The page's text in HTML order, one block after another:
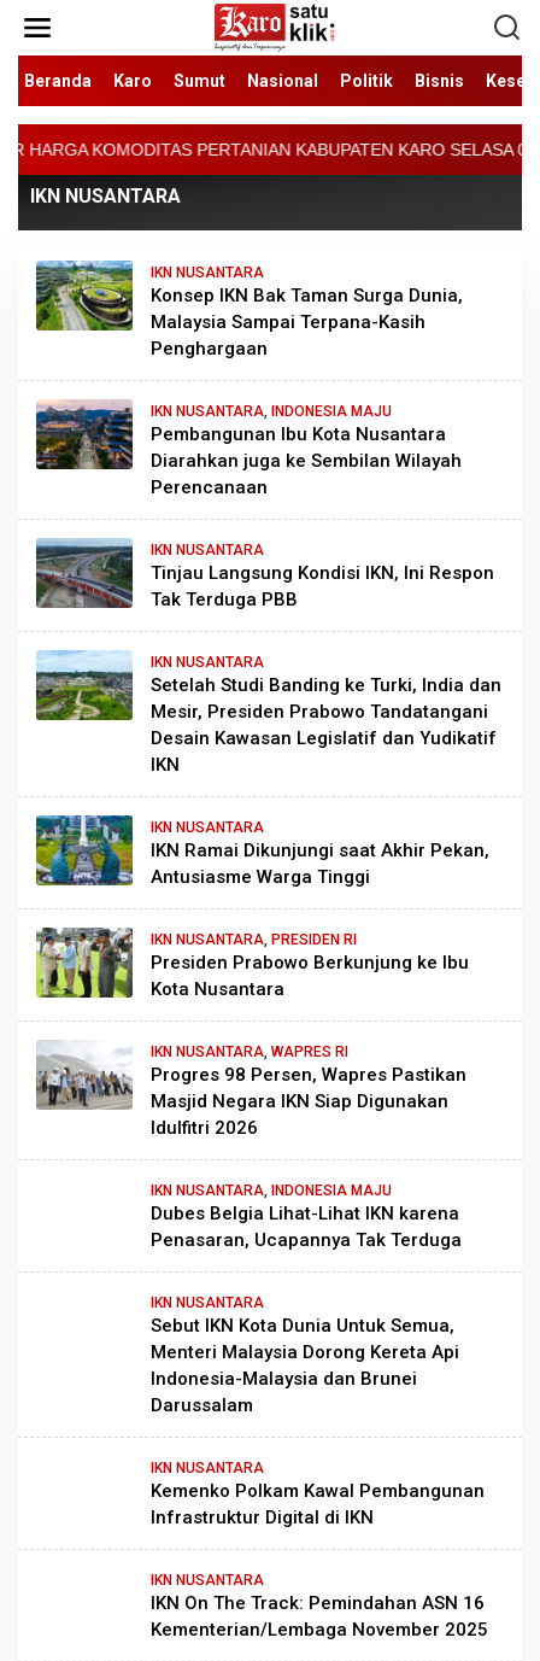
konten
Beranda
Karo Sumut Nasional Politik Bisnis
KOMODITAS PERTANIAN KABUPATEN KARO SELASA 04
IKN NUSANTARA
IKN NUSANTARA
Konsep IKN Bak Taman Surga Dunia,
Malaysia Sampai Terpana-Kasih
Penghargaan
IKN NUSANTARA, INDONESIA MAJU
Pembangunan Ibu Kota Nusantara
Diarahkan juga ke Sembilan Wilayah
Perencanaan
IKN NUSANTARA
Tinjau Langsung Kondisi IKN, Ini Respon
Tak Terduga PBB
IKN NUSANTARA
Setelah Studi Banding ke Turki, India dan
Mesir, Presiden Prabowo Tandatangani
Desain Kawasan Legislatif dan Yudikatif
IKN
IKN NUSANTARA
IKN Ramai Dikunjungi saat Akhir Pekan,
Antusiasme Warga Tinggi
IKN NUSANTARA, PRESIDEN RI
Presiden Prabowo Berkunjung ke Ibu
Kota Nusantara
IKN NUSANTARA, WAPRES RI
Progres 98 Persen, Wapres Pastikan
Masjid Negara IKN Siap Digunakan
Idulfitri 2026
IKN NUSANTARA, INDONESIA MAJU
Dubes Belgia Lihat-Lihat IKN karena
Penasaran, Ucapannya Tak Terduga
IKN NUSANTARA
Sebut IKN Kota Dunia Untuk Semua,
Menteri Malaysia Dorong Kereta Api
Indonesia-Malaysia dan Brunei
Darussalam
IKN NUSANTARA
Kemenko Polkam Kawal Pembangunan
Infrastruktur Digital di IKN
IKN NUSANTARA
IKN On The Track: Pemindahan ASN 16
Kementerian/Lembaga November 2025